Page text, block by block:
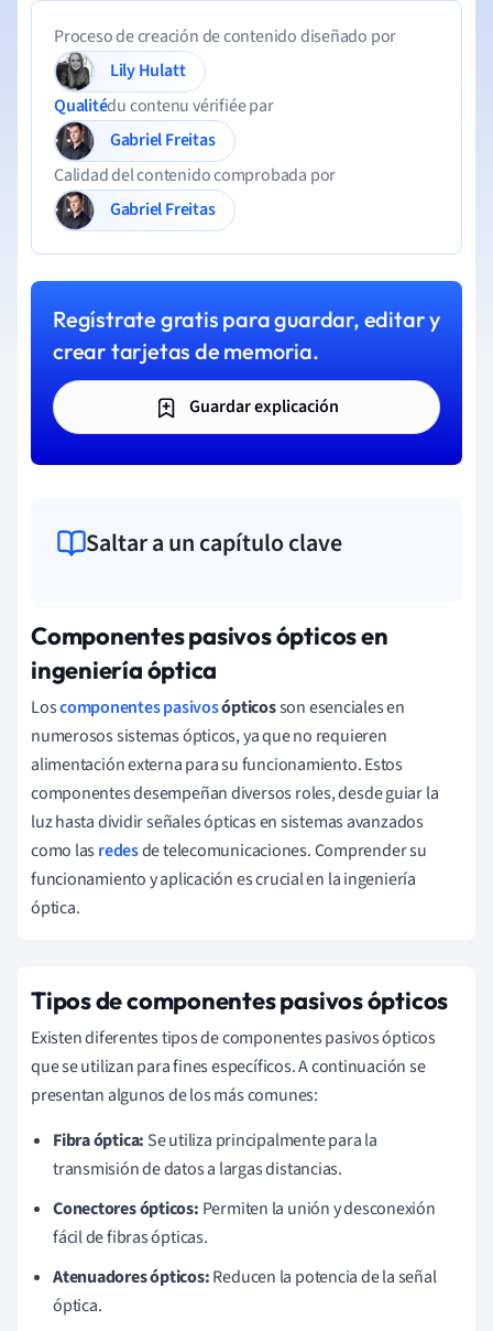
Proceso de creación de contenido diseñado por
Lily Hulatt
Qualitédu contenu vérifiée par
Gabriel Freitas
Calidad del contenido comprobada por
Gabriel Freitas
Regístrate gratis para guardar, editar y
crear tarjetas de memoria.
Guardar explicación
Saltar a un capítulo clave
Componentes pasivos ópticos en
ingeniería óptica
Loscomponentes pasivosópticosson esenciales en
numerosos sistemas ópticos, ya que no requieren
alimentación externa para su funcionamiento. Estos
componentes desempeñan diversos roles, desde guiar la
luz hasta dividir señales ópticas en sistemas avanzados
como lasredesde telecomunicaciones. Comprender su
funcionamiento y aplicación es crucial en la ingeniería
óptica.
Tipos de componentes pasivos ópticos
Existen diferentes tipos de componentes pasivos ópticos
que se utilizan para fines específicos. A continuación se
presentan algunos de los más comunes:
Fibra óptica: Se utiliza principalmente para la
transmisión de datos a largas distancias.
Conectores ópticos: Permiten la unión y desconexión
fácil de fibras ópticas.
Atenuadores ópticos:Reducen la potencia de la señal
óptica.